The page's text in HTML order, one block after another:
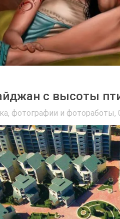
с высоты
, фотографии и фотоработы,